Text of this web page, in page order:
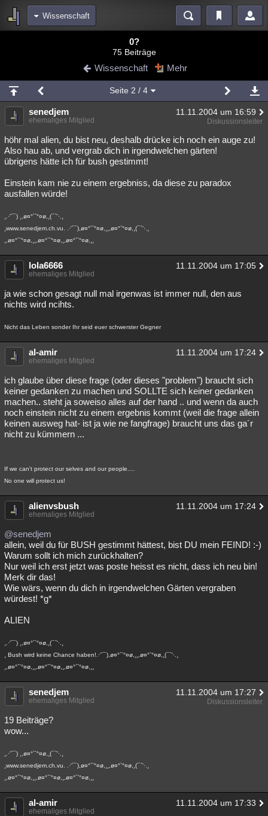
Wissenschaft
Blogs
Chat Wiki Neuigkeiten
meine Rubriken
Menschen Wissenschaft Mystery Kriminalfälle
Spiritualität Verschwörungen Technologie Ufologie
Natur Umfragen Unterhaltung
weitere Rubriken
Philosophie
Astronomie
Musik Clash Verbesserungen
Übersichten
Besucht
Lesenswert Schlüsselwörter
0?
75 Beiträge
Wissenschaft Mehr
Seite 2 / 4
senedjem 11.11.2004 um 16:59
ehemaliges Mitglied Diskussionsleiter
höhr mal alien, du bist neu, deshalb drücke ich noch ein auge zu!
Also hau ab, und vergrab dich in irgendwelchen gärten!
übrigens hätte ich für bush gestimmt!
Einstein kam nie zu einem ergebniss, da diese zu paradox
ausfallen würde!
¸.·'´¯) ¸,ø¤°``°¤ø,¸(¯`'·.¸
¸www.senedjem.ch.vu. .·'´¯),ø¤°``°¤ø,¸¸,ø¤°`°¤ø,¸(¯`'·.¸
¸,ø¤°``°¤ø,¸¸,ø¤°``°¤ø,¸,ø¤°``°¤ø,¸¸
lola6666 11.11.2004 um 17:05
ehemaliges Mitglied
ja wie schon gesagt null mal irgenwas ist immer null, den aus
nichts wird ncihts.
Nicht das Leben sonder Ihr seid euer schwerster Gegner
al-amir 11.11.2004 um 17:24
ehemaliges Mitglied
ich glaube über diese frage (oder dieses "problem") braucht sich
keiner gedanken zu machen und SOLLTE sich keiner gedanken
machen.. steht ja soweiso alles auf der hand .. und wenn da auch
noch einstein nicht zu einem ergebnis kommt (weil die frage allein
keinen ausweg hat- ist ja wie ne fangfrage) braucht uns das ga´r
nicht zu kümmern ...
If we can't protect our selves and our people....
No one will protect us!
alienvsbush 11.11.2004 um 17:24
ehemaliges Mitglied
@senedjem
allein, weil du für BUSH gestimmt hättest, bist DU mein FEIND! :-)
Warum sollt ich mich zurückhalten?
Nur weil ich erst jetzt was poste heisst es nicht, dass ich neu bin!
Merk dir das!
Wie wärs, wenn du dich in irgendwelchen Gärten vergraben
würdest! *g*
ALIEN
¸.·'´¯) ¸,ø¤°``°¤ø,¸(¯`'·.¸
¸ Bush wird keine Chance haben!.·'´¯),ø¤°``°¤ø,¸¸,ø¤°`°¤ø,¸(¯`'·.¸
¸,ø¤°``°¤ø,¸¸,ø¤°``°¤ø,¸,ø¤°``°¤ø,¸¸
senedjem 11.11.2004 um 17:27
ehemaliges Mitglied Diskussionsleiter
19 Beiträge?
wow...
¸.·'´¯) ¸,ø¤°``°¤ø,¸(¯`'·.¸
¸www.senedjem.ch.vu. .·'´¯),ø¤°``°¤ø,¸¸,ø¤°`°¤ø,¸(¯`'·.¸
¸,ø¤°``°¤ø,¸¸,ø¤°``°¤ø,¸,ø¤°``°¤ø,¸¸
al-amir 11.11.2004 um 17:33
ehemaliges Mitglied